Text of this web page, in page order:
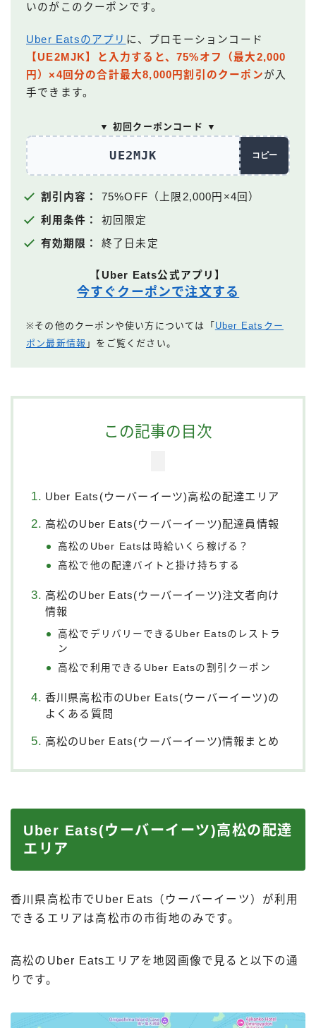
いのがこのクーポンです。
Uber Eatsのアプリ に、プロモーションコード
【UE2MJK】と入力すると、75%オフ（最大2,000
円）×4回分の合計最大8,000円割引のクーポンが入
手できます。
▼ 初回クーポンコード ▼
UE2MJK コピー
割引内容： 75%OFF（上限2,000円×4回）
利用条件： 初回限定
有効期限： 終了日未定
【Uber Eats公式アプリ】
今すぐクーポンで注文する
※その他のクーポンや使い方については「Uber Eatsクー
ポン最新情報 」をご覧ください。
この記事の目次
Uber Eats(ウーバーイーツ)高松の配達エリア
高松のUber Eats(ウーバーイーツ)配達員情報
高松のUber Eatsは時給いくら稼げる？
高松で他の配達バイトと掛け持ちする
高松のUber Eats(ウーバーイーツ)注文者向け
情報
高松でデリバリーできるUber Eatsのレストラ
ン
高松で利用できるUber Eatsの割引クーポン
香川県高松市のUber Eats(ウーバーイーツ)の
よくある質問
高松のUber Eats(ウーバーイーツ)情報まとめ
Uber Eats(ウーバーイーツ)高松の配達
エリア
香川県高松市でUber Eats（ウーバーイーツ）が利用
できるエリアは高松市の市街地のみです。
高松のUber Eatsエリアを地図画像で見ると以下の通
りです。